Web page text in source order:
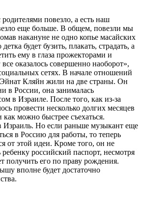
повезло, а есть наш
еще больше. В общем, повезли мы
накануне не одно копье масайских
будет бузить, плакать, страдать, а
ему в глаза прожекторами и
оказалось совершенно наоборот»,
сетях. В начале отношений
Кляйн жили на две страны. Он
в России, она занималась
в Израиле. После того, как из-за
провести несколько долгих месяцев
можно быстрее съехаться.
Израиль. Но если раньше музыкант еще
в Россию для работы, то теперь
от этой идеи. Кроме того, он не
ребенку российский паспорт, несмотря
получить его по праву рождения.
вполне будет достаточно